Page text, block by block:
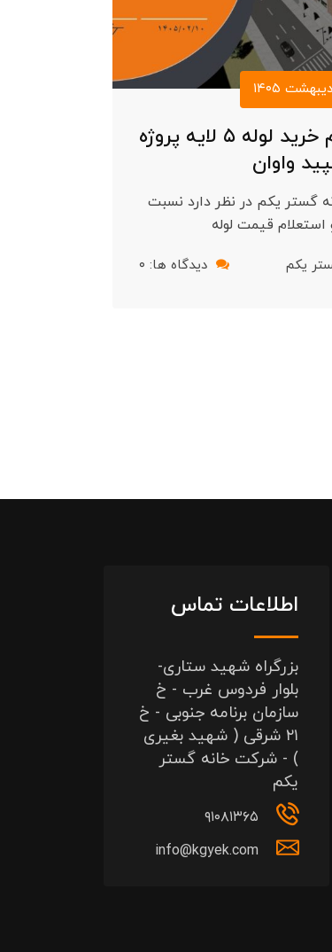
استعلام خرید لوله ۵ لایه پروژه
واوان
گستر یکم در نظر دارد نسبت
قیمت لوله
یکم دیدگاه ها: ۰
اطلاعات تماس
بزرگراه شهید ستاری-
بلوار فردوس غرب - خ
سازمان برنامه جنوبی - خ
۲۱ شرقی ( شهید بغیری
) - شرکت خانه گستر
یکم
۹۱۰۸۱۳۶۵
info@kgyek.com